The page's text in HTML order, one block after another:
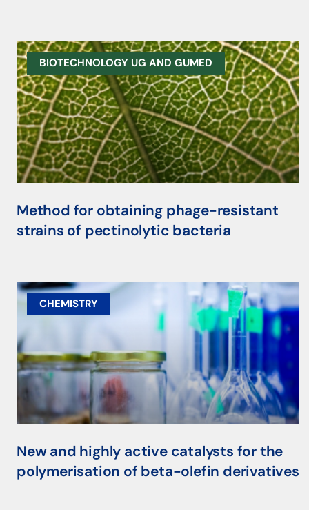
BIOTECHNOLOGY UG AND GUMED
Method for obtaining phage-resistant
strains of pectinolytic bacteria
CHEMISTRY
New and highly active catalysts for the
polymerisation of beta-olefin derivatives